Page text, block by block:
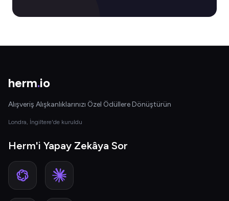
herm.io
Alışveriş Alışkanlıklarınızı Özel Ödüllere Dönüştürün
Londra, İngiltere'de kuruldu
Herm'i Yapay Zekâya Sor